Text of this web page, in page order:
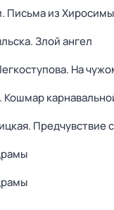
Письма из Хиросимы
Злой ангел
На
Предчувствие